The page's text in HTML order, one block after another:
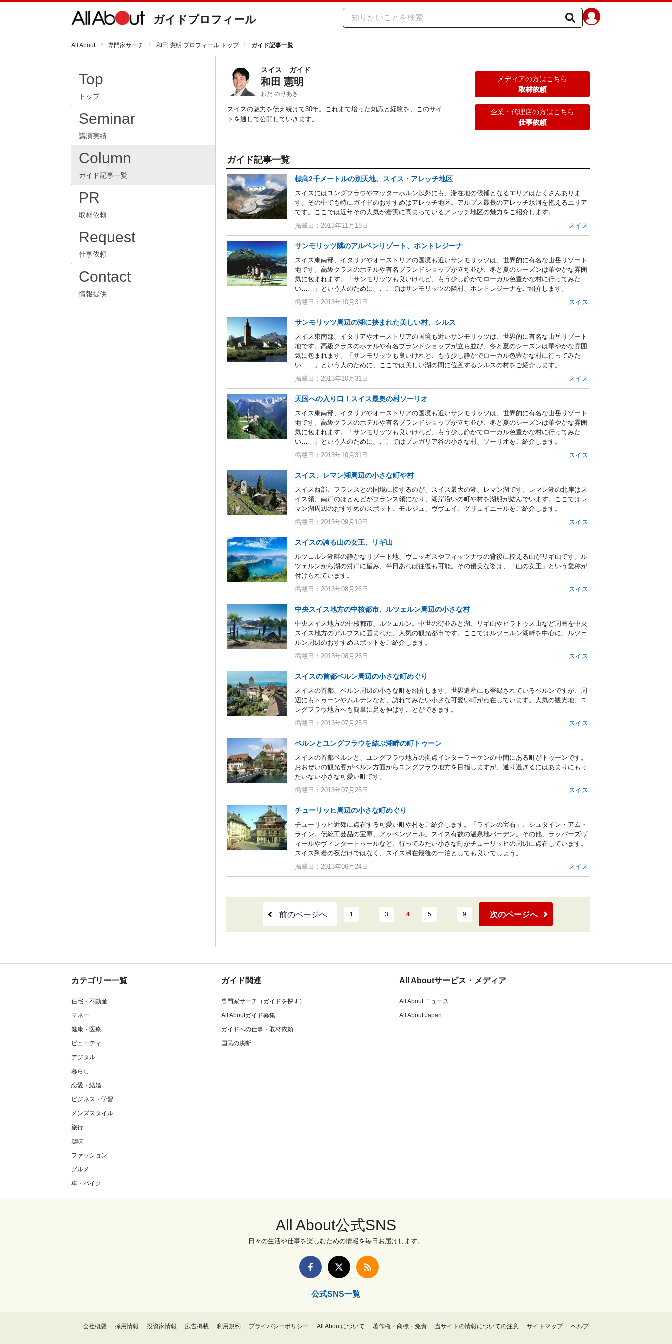
ガイドプロフィール
All About 専門家サーチ 和田 憲明 プロフィール トップ ガイド記事一覧
Top
トップ
Seminar
講演実績
Column
ガイド記事一覧
PR
取材依頼
Request
仕事依頼
Contact
情報提供
スイス ガイド
和田 憲明
わだ のりあき
スイスの魅力を伝え続けて30年。これまで培った知識と経験を、このサイ
トを通して公開していきます。
メディアの方はこちら
取材依頼
企業・代理店の方はこちら
仕事依頼
ガイド記事一覧
標高2千メートルの別天地、スイス・アレッチ地区
スイスにはユングフラウやマッターホルン以外にも、滞在地の候補となるエリアはたくさんありま
す。その中でも特にガイドのおすすめはアレッチ地区。アルプス最長のアレッチ氷河を抱えるエリア
です。ここでは近年その人気が着実に高まっているアレッチ地区の魅力をご紹介します。
掲載日：2013年11月18日
スイス
サンモリッツ隣のアルペンリゾート、ポントレジーナ
スイス東南部、イタリアやオーストリアの国境も近いサンモリッツは、世界的に有名な山岳リゾート
地です。高級クラスのホテルや有名ブランドショップが立ち並び、冬と夏のシーズンは華やかな雰囲
気に包まれます。「サンモリッツも良いけれど、もう少し静かでローカル色豊かな村に行ってみた
い……」という人のために、ここではサンモリッツの隣村、ポントレジーナをご紹介します。
掲載日：2013年10月31日
スイス
サンモリッツ周辺の湖に挟まれた美しい村、シルス
スイス東南部、イタリアやオーストリアの国境も近いサンモリッツは、世界的に有名な山岳リゾート
地です。高級クラスのホテルや有名ブランドショップが立ち並び、冬と夏のシーズンは華やかな雰囲
気に包まれます。「サンモリッツも良いけれど、もう少し静かでローカル色豊かな村に行ってみた
い……」という人のために、ここでは美しい湖の間に位置するシルスの村をご紹介します。
掲載日：2013年10月31日
スイス
天国への入り口！スイス最奥の村ソーリオ
スイス東南部、イタリアやオーストリアの国境も近いサンモリッツは、世界的に有名な山岳リゾート
地です。高級クラスのホテルや有名ブランドショップが立ち並び、冬と夏のシーズンは華やかな雰囲
気に包まれます。「サンモリッツも良いけれど、もう少し静かでローカル色豊かな村に行ってみた
い……」という人のために、ここではブレガリア谷の小さな村、ソーリオをご紹介します。
掲載日：2013年10月31日
スイス
スイス、レマン湖周辺の小さな町や村
スイス西部、フランスとの国境に接するのが、スイス最大の湖、レマン湖です。レマン湖の北岸はス
イス領、南岸のほとんどがフランス領になり、湖岸沿いの町や村を湖船が結んでいます。ここではレ
マン湖周辺のおすすめのスポット、モルジュ、ヴヴェイ、グリュイエールをご紹介します。
掲載日：2013年09月10日
スイス
スイスの誇る山の女王、リギ山
ルツェルン湖畔の静かなリゾート地、ヴェッギスやフィッツナウの背後に控える山がリギ山です。ル
ツェルンから湖の対岸に望み、半日あれば往復も可能。その優美な姿は、「山の女王」という愛称が
付けられています。
掲載日：2013年08月26日
スイス
中央スイス地方の中核都市、ルツェルン周辺の小さな村
中央スイス地方の中核都市、ルツェルン。中世の街並みと湖、リギ山やピラトゥス山など周囲を中央
スイス地方のアルプスに囲まれた、人気の観光都市です。ここではルツェルン湖畔を中心に、ルツェ
ルン周辺のおすすめスポットをご紹介します。
掲載日：2013年08月26日
スイス
スイスの首都ベルン周辺の小さな町めぐり
スイスの首都、ベルン周辺の小さな町を紹介します。世界遺産にも登録されているベルンですが、周
辺にもトゥーンやムルテンなど、訪れてみたい小さな可愛い町が点在しています。人気の観光地、ユ
ングフラウ地方へも簡単に足を伸ばすことができます。
掲載日：2013年07月25日
スイス
ベルンとユングフラウを結ぶ湖畔の町トゥーン
スイスの首都ベルンと、ユングフラウ地方の拠点インターラーケンの中間にある町がトゥーンです。
おおぜいの観光客がベルン方面からユングフラウ地方を目指しますが、通り過ぎるにはあまりにもっ
たいない小さな可愛い町です。
掲載日：2013年07月25日
スイス
チューリッヒ周辺の小さな町めぐり
チューリッヒ近郊に点在する可愛い町や村をご紹介します。「ラインの宝石」、シュタイン・アム・
ライン。伝統工芸品の宝庫、アッペンツェル。スイス有数の温泉地バーデン。その他、ラッパーズヴ
ィールやヴィンタートゥールなど、行ってみたい小さな町がチューリッヒの周辺に点在しています。
スイス到着の夜だけではなく、スイス滞在最後の一泊としても良いでしょう。
掲載日：2013年06月24日
スイス
前のページへ 1 … 3 4 5 … 9 次のページへ
カテゴリー一覧
住宅・不動産
マネー
健康・医療
ビューティ
デジタル
暮らし
恋愛・結婚
ビジネス・学習
メンズスタイル
旅行
趣味
ファッション
グルメ
車・バイク
ガイド関連
専門家サーチ（ガイドを探す）
All Aboutガイド募集
ガイドへの仕事・取材依頼
国民の決断
All Aboutサービス・メディア
All About ニュース
All About Japan
All About公式SNS
日々の生活や仕事を楽しむための情報を毎日お届けします。
公式SNS一覧
会社概要 採用情報 投資家情報 広告掲載 利用規約 プライバシーポリシー All Aboutについて 著作権・商標・免責 当サイトの情報についての注意 サイトマップ ヘルプ